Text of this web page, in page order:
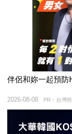
伴侶和妳一起預防
PR・台灣
2026-08-08